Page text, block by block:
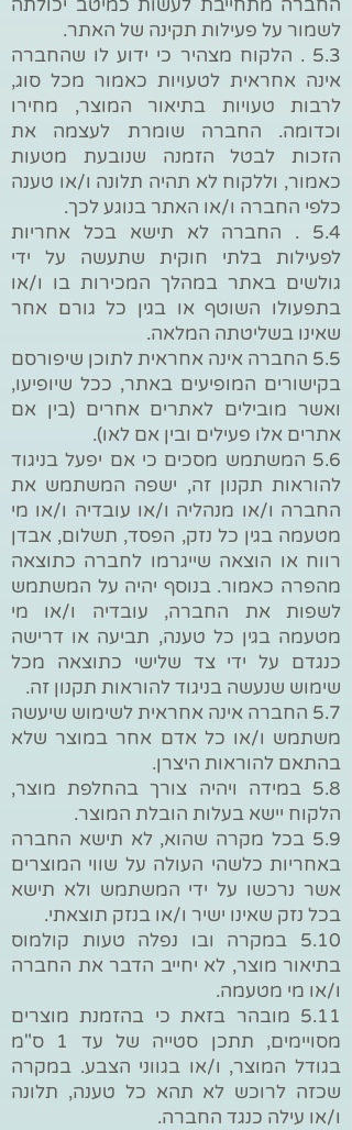
לשמור על פעילות תקינה של האתר.
5.3 . הלקוח מצהיר כי ידוע לו שהחברה
אינה אחראית לטעויות כאמור מכל סוג,
לרבות טעויות בתיאור המוצר, מחירו
וכדומה. החברה שומרת לעצמה את
הזכות לבטל הזמנה שנובעת מטעות
כאמור, וללקוח לא תהיה תלונה ו/או טענה
כלפי החברה ו/או האתר בנוגע לכך.
5.4 . החברה לא תישא בכל אחריות
לפעילות בלתי חוקית שתעשה על ידי
גולשים באתר במהלך המכירות בו ו/או
בתפעולו השוטף או בגין כל גורם אחר
שאינו בשליטתה המלאה.
5.5 החברה אינה אחראית לתוכן שיפורסם
בקישורים המופיעים באתר, ככל שיופיעו,
ואשר מובילים לאתרים אחרים (בין אם
אתרים אלו פעילים ובין אם לאו).
5.6 המשתמש מסכים כי אם יפעל בניגוד
להוראות תקנון זה, ישפה המשתמש את
החברה ו/או מנהליה ו/או עובדיה ו/או מי
מטעמה בגין כל נזק, הפסד, תשלום, אבדן
רווח או הוצאה שייגרמו לחברה כתוצאה
מהפרה כאמור. בנוסף יהיה על המשתמש
לשפות את החברה, עובדיה ו/או מי
מטעמה בגין כל טענה, תביעה או דרישה
כנגדם על ידי צד שלישי כתוצאה מכל
שימוש שנעשה בניגוד להוראות תקנון זה.
5.7 החברה אינה אחראית לשימוש שיעשה
משתמש ו/או כל אדם אחר במוצר שלא
בהתאם להוראות היצרן.
5.8 במידה ויהיה צורך בהחלפת מוצר,
הלקוח יישא בעלות הובלת המוצר.
5.9 בכל מקרה שהוא, לא תישא החברה
באחריות כלשהי העולה על שווי המוצרים
אשר נרכשו על ידי המשתמש ולא תישא
בכל נזק שאינו ישיר ו/או בנזק תוצאתי.
5.10 במקרה ובו נפלה טעות קולמוס
בתיאור מוצר, לא יחייב הדבר את החברה
ו/או מי מטעמה.
5.11 מובהר בזאת כי בהזמנת מוצרים
מסויימים, תתכן סטייה של עד 1 ס"מ
בגודל המוצר, ו/או בגווני הצבע. במקרה
שכזה לרוכש לא תהא כל טענה, תלונה
ו/או עילה כנגד החברה.